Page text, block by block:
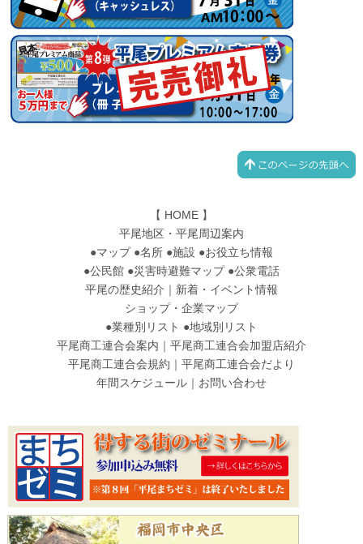
【 HOME】
平尾地区・平尾周辺案内
●マップ●名所●施設 ●お役立ち情報
●公民館●災害時避難マップ●公衆電話
平尾の歴史紹介 ｜ 新着・イベント情報
ショップ・企業マップ
●業種別リスト ●地域別リスト
平尾商工連合会案内 ｜ 平尾商工連合会加盟店紹介
平尾商工連合会規約 ｜ 平尾商工連合会だより
年間スケジュール｜ お問い合わせ